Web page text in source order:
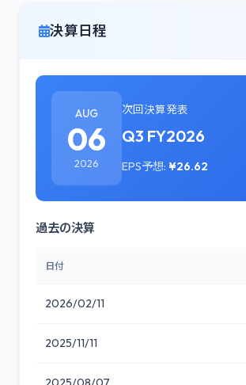
決算日程
AUG
06
2026
次回決算発表
Q3 FY2026
EPS予想: ¥26.62
過去の決算
日付
2026/02/11
2025/11/11